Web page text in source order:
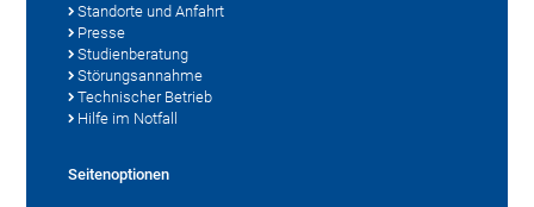
Standorte und Anfahrt
Presse
Studienberatung
Störungsannahme
Technischer Betrieb
Hilfe im Notfall
Seitenoptionen